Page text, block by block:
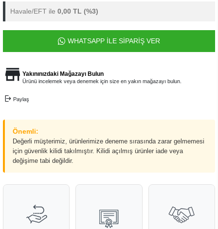
Havale/EFT ile 0,00 TL (%3)
WHATSAPP İLE SİPARİŞ VER
Yakınınızdaki Mağazayı Bulun
Ürünü incelemek veya denemek için size en yakın mağazayı bulun.
Paylaş
Önemli:
Değerli müşterimiz, ürünlerimize deneme sırasında zarar gelmemesi
için güvenlik kilidi takılmıştır. Kilidi açılmış ürünler iade veya
değişime tabi değildir.